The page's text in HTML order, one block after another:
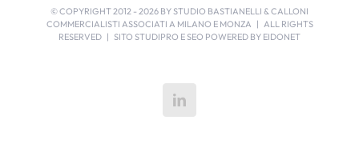
© COPYRIGHT 2012 - 2026 BY STUDIO BASTIANELLI & CALLONI
COMMERCIALISTI ASSOCIATI A MILANO E MONZA | ALL RIGHTS
RESERVED | SITO STUDIPRO E SEO POWERED BY EIDONET